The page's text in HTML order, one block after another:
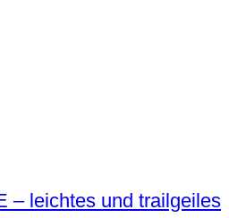
– leichtes und trailgeiles